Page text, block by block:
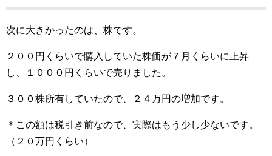
次に大きかったのは、株です。
２００円くらいで購入していた株価が７月くらいに上昇
し、１０００円くらいで売りました。
３００株所有していたので、２４万円の増加です。
＊この額は税引き前なので、実際はもう少し少ないです。
（２０万円くらい）